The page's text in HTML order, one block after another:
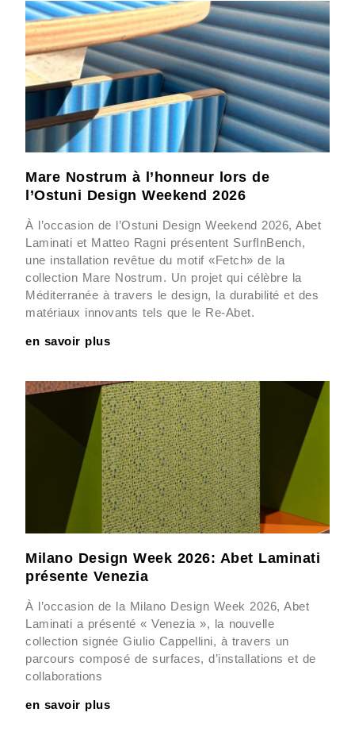
Mare Nostrum à l’honneur lors de
l’Ostuni Design Weekend 2026
À l’occasion de l’Ostuni Design Weekend 2026, Abet
Laminati et Matteo Ragni présentent SurfInBench,
une installation revêtue du motif «Fetch» de la
collection Mare Nostrum. Un projet qui célèbre la
Méditerranée à travers le design, la durabilité et des
matériaux innovants tels que le Re-Abet.
en savoir plus
Milano Design Week 2026: Abet Laminati
présente Venezia
À l’occasion de la Milano Design Week 2026, Abet
Laminati a présenté « Venezia », la nouvelle
collection signée Giulio Cappellini, à travers un
parcours composé de surfaces, d’installations et de
collaborations
en savoir plus